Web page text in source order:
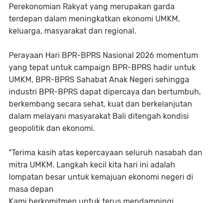
Perekonomian Rakyat yang merupakan garda
terdepan dalam meningkatkan ekonomi UMKM,
keluarga, masyarakat dan regional.
Perayaan Hari BPR-BPRS Nasional 2026 momentum
yang tepat untuk campaign BPR-BPRS hadir untuk
UMKM, BPR-BPRS Sahabat Anak Negeri sehingga
industri BPR-BPRS dapat dipercaya dan bertumbuh,
berkembang secara sehat, kuat dan berkelanjutan
dalam melayani masyarakat Bali ditengah kondisi
geopolitik dan ekonomi.
"Terima kasih atas kepercayaan seluruh nasabah dan
mitra UMKM. Langkah kecil kita hari ini adalah
lompatan besar untuk kemajuan ekonomi negeri di
masa depan